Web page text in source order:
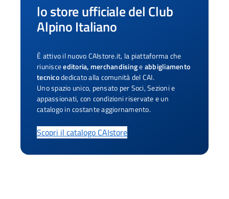
lo store ufficiale del Club
Alpino Italiano
È attivo il nuovo CAIstore.it, la piattaforma che
riunisceeditoria, merchandisingeabbigliamento
tecnicodedicato alla comunità del CAI.
Uno spazio unico, pensato per Soci, Sezioni e
appassionati, con condizioni riservate e un
catalogo in costante aggiornamento.
Scopri il catalogo CAIstore